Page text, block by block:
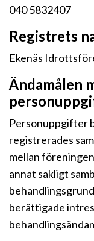
040 5832407
Registrets
Ekenäs
Ändamålen
Personuppgifter
registrerades
mellan
annat sakligt
berättigade